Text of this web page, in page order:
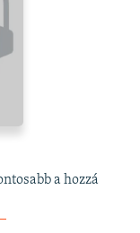
a hozzá